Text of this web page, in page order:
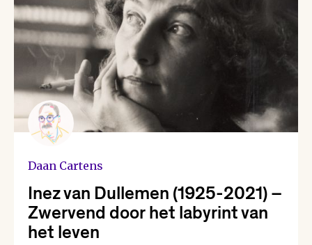
Roman Helinski
Roos van Rijswijk
Thomas Heerma van Voss
Valentijn Hoogenkamp
Yannick Dangre
Daan Cartens
Inez van Dullemen (1925-2021) –
Zwervend door het labyrint van
het leven